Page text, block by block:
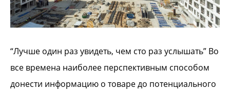
“Лучше один раз увидеть, чем сто раз услышать” Во
все времена наиболее перспективным способом
донести информацию о товаре до потенциального